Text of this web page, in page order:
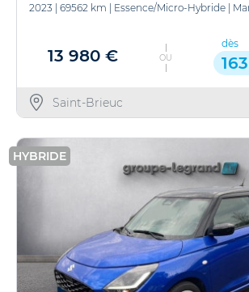
2023 | 69562 km | Essence/Micro-Hybride |
13 980 € OU
dès
Saint-Brieuc
HYBRIDE